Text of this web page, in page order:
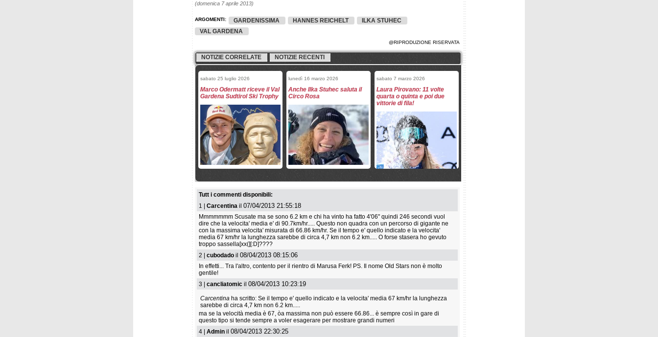
(domenica 7 aprile 2013)
ARGOMENTI: GARDENISSIMA HANNES REICHELT
ILKA STUHEC
VAL GARDENA
@RIPRODUZIONE RISERVATA
NOTIZIE CORRELATE NOTIZIE RECENTI
sabato 25 luglio 2026
Marco Odermatt riceve il Val
Gardena Sudtirol Ski Trophy
lunedì 16 marzo 2026
Anche Ilka Stuhec saluta il
Circo Rosa
sabato 7 marzo 2026
Laura Pirovano: 11 volte
quarta o quinta e poi due
vittorie di fila!
Gardena Sudtirol Ski Trophy
sabato 20 dicembre 2025
Crociato KO per Nicolò
Fantaski Stats - Val Gardena
a Franzoso
Tutt i commenti disponibili:
1 | Carcentina il 07/04/2013 21:55:18
Mmmmmmm Scusate ma se sono 6.2 km e chi ha vinto ha fatto 4'06" quindi 246 secondi vuol
dire che la velocita' media e' di 90.7km/hr..... Questo non quadra con un percorso di gigante ne
con la massima velocita' misurata di 66.86 km/hr. Se il tempo e' quello indicato e la velocita'
media 67 km/hr la lunghezza sarebbe di circa 4,7 km non 6.2 km..... O forse stasera ho gevuto
troppo sassella[xx(][:D]????
2 | cubodado il 08/04/2013 08:15:06
In effetti... Tra l'altro, contento per il rientro di Marusa Ferk! PS. Il nome Old Stars non è molto
gentile!
3 | cancliatomic il 08/04/2013 10:23:19
Carcentina ha scritto: Se il tempo e' quello indicato e la velocita' media 67 km/hr la lunghezza
sarebbe di circa 4,7 km non 6.2 km.....
ma se la velocità media è 67, òa massima non può essere 66.86... è sempre così in gare di
questo tipo si tende sempre a voler esagerare per mostrare grandi numeri
4 | Admin il 08/04/2013 22:30:25